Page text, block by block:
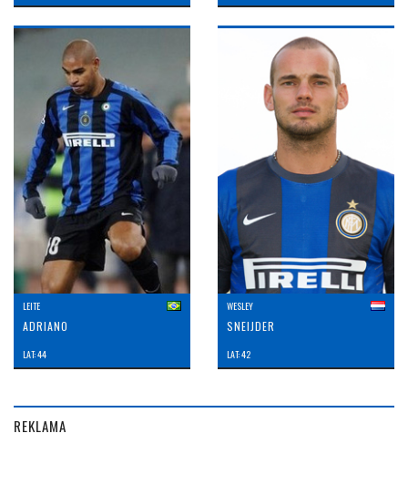
LEITE
ADRIANO
LAT: 44
WESLEY
SNEIJDER
LAT: 42
REKLAMA